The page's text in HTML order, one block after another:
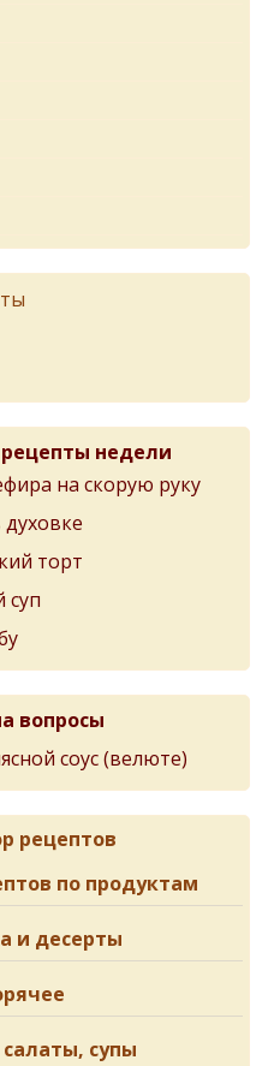
недели
на скорую руку
торт
суп
вопросы
соус (велюте)
рецептов
по продуктам
и десерты
супы